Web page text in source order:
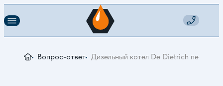
Вопрос-ответ Дизельный котел De Dietrich